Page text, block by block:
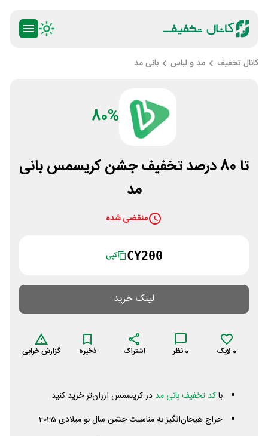
کانال تخفیف مد و لباس بانی مد
80%
تا 80 درصد تخفیف جشن کریسمس بانی
مد
منقضی شده
CY200 کپی
لینک خرید
0 لایک 0 نظر اشتراک ذخیره گزارش خرابی
باکد تخفیف بانی مد در کریسمس ارزان‌تر خرید کنید
حراج هیجان‌انگیز به مناسبت جشن سال نو میلادی 2025